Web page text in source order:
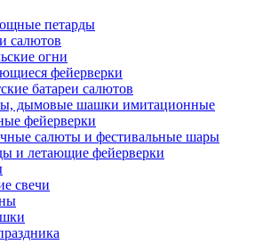
петарды
салютов
огни
фейерверки
батареи салютов
дымовые шашки имитационные
фейерверки
салюты и фестивальные шары
и летающие фейерверки
свечи